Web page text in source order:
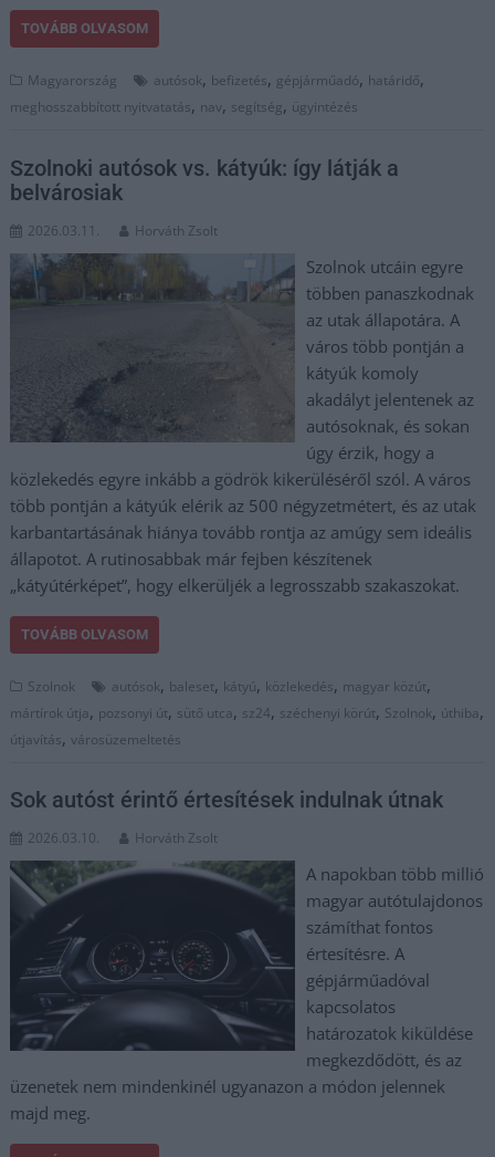
TOVÁBB OLVASOM
Magyarország autósok, befizetés, gépjárműadó, határidő,
meghosszabbított nyitvatatás, nav, segítség, ügyintézés
Szolnoki autósok vs. kátyúk: így látják a
belvárosiak
2026.03.11. Horváth Zsolt
Szolnok utcáin egyre
többen panaszkodnak
az utak állapotára. A
város több pontján a
kátyúk komoly
akadályt jelentenek az
autósoknak, és sokan
úgy érzik, hogy a
közlekedés egyre inkább a gödrök kikerüléséről szól. A város
több pontján a kátyúk elérik az 500 négyzetmétert, és az utak
karbantartásának hiánya tovább rontja az amúgy sem ideális
állapotot. A rutinosabbak már fejben készítenek
„kátyútérképet”, hogy elkerüljék a legrosszabb szakaszokat.
TOVÁBB OLVASOM
Szolnok autósok, baleset, kátyú, közlekedés, magyar közút,
mártírok útja, pozsonyi út, sütő utca, sz24, széchenyi körút, Szolnok, úthiba,
útjavítás,városüzemeltetés
Sok autóst érintő értesítések indulnak útnak
2026.03.10. Horváth Zsolt
A napokban több millió
magyar autótulajdonos
számíthat fontos
értesítésre. A
gépjárműadóval
kapcsolatos
határozatok kiküldése
megkezdődött, és az
üzenetek nem mindenkinél ugyanazon a módon jelennek
majd meg.